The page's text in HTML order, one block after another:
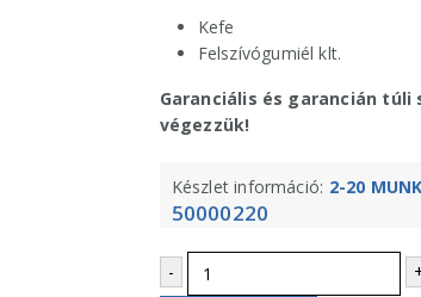
Kefe
Felszívógumiél klt.
Garanciális és garancián túli
végezzük!
Készlet információ: 2-20
50000220
-